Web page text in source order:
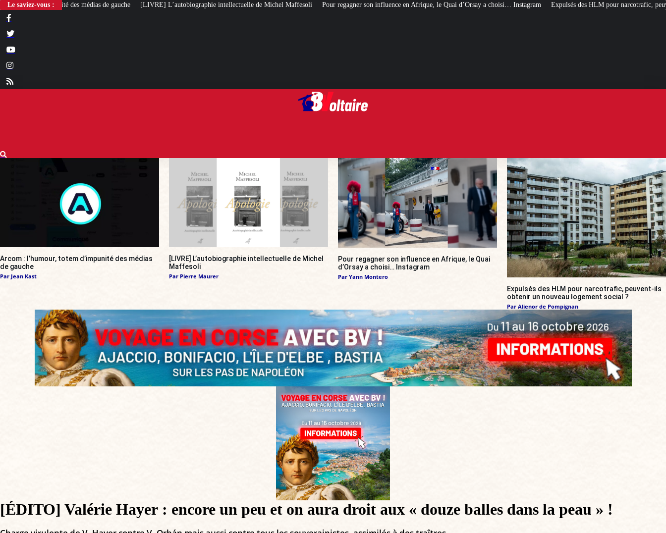
Le saviez-vous :
médias de gauche [LIVRE] L’autobiographie intellectuelle de Michel Maffesoli Pour regagner son influence en Afrique, le Quai d’Orsay a choisi… Instagram Expulsés des HLM pour narcotrafic, peuvent-ils obtenir un
Arcom : l’humour, totem d’impunité des médias
de gauche
Par Jean Kast
[LIVRE] L’autobiographie intellectuelle de Michel
Maffesoli
Par Pierre Maurer
Pour regagner son influence en Afrique, le Quai
d’Orsay a choisi… Instagram
Par Yann Montero
Expulsés des HLM pour narcotrafic, peuvent-ils
obtenir un nouveau logement social ?
Par Alienor de Pompignan
[ÉDITO] Valérie Hayer : encore un peu et on aura droit aux « douze balles dans la peau » !